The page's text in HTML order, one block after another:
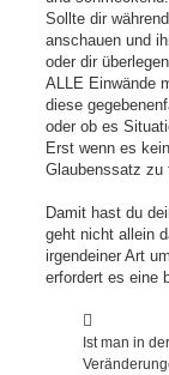
Sollte dir
anschauen und
oder dir
ALLE Einwände
diese
oder ob es
Erst wenn es
Glaubenssatz zu
Damit hast du
geht nicht allein
irgendeiner Art
erfordert es eine
Ist man in